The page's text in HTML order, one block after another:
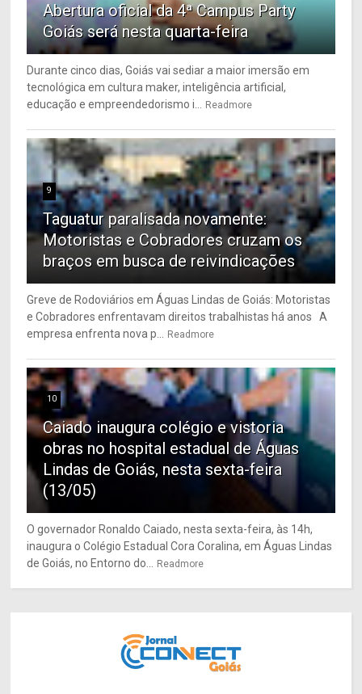
Abertura oficial da 4ª Campus Party
Goiás será nesta quarta-feira
Durante cinco dias, Goiás vai sediar a maior imersão em
tecnológica em cultura maker, inteligência artificial,
educação e empreendedorismo i... Readmore
9
Taguatur paralisada novamente:
Motoristas e Cobradores cruzam os
braços em busca de reivindicações
Greve de Rodoviários em Águas Lindas de Goiás: Motoristas
e Cobradores enfrentavam direitos trabalhistas há anos A
empresa enfrenta nova p... Readmore
10
Caiado inaugura colégio e vistoria
obras no hospital estadual de Águas
Lindas de Goiás, nesta sexta-feira
(13/05)
O governador Ronaldo Caiado, nesta sexta-feira, às 14h,
inaugura o Colégio Estadual Cora Coralina, em Águas Lindas
de Goiás, no Entorno do... Readmore